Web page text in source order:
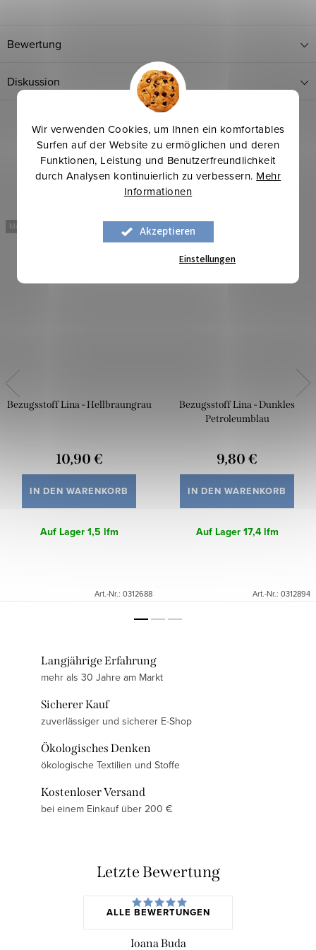
Wir verwenden Cookies, um Ihnen ein komfortables
Surfen auf der Website zu ermöglichen und deren
Funktionen, Leistung und Benutzerfreundlichkeit
durch Analysen kontinuierlich zu verbessern. Mehr
Informationen
Akzeptieren
Einstellungen
Bewertung
Diskussion
Mehr für weniger
Bezugsstoff Lina - Hellbraungrau
10,90 €
IN DEN WARENKORB
Auf Lager1,5 lfm
Art.-Nr.: 0312688
Mehr für weniger
Bezugsstoff Lina - Dunkles
Petroleumblau
9,80 €
IN DEN WARENKORB
Auf Lager17,4 lfm
Art.-Nr.: 0312894
Langjährige Erfahrung
mehr als 30 Jahre am Markt
Sicherer Kauf
zuverlässiger und sicherer E-Shop
Ökologisches Denken
ökologische Textilien und Stoffe
Kostenloser Versand
bei einem Einkauf über 200 €
Letzte Bewertung
ALLE BEWERTUNGEN
Ioana Buda